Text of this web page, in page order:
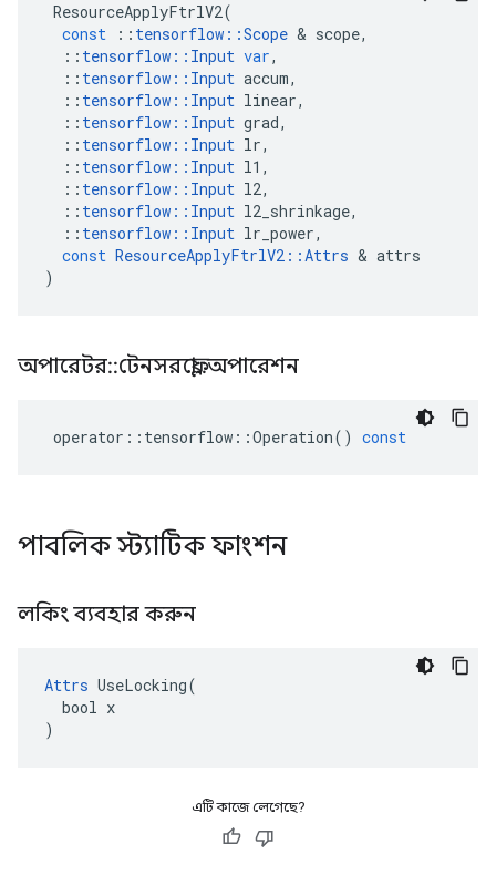
ResourceApplyFtrlV2(
const
:: tensorflow ::Scope & scope,
:: tensorflow :: Input var,
:: tensorflow :: Input accum,
:: tensorflow :: Input linear,
:: tensorflow :: Input grad,
:: tensorflow :: Input lr,
:: tensorflow :: Input l1 ,
:: tensorflow :: Input l2,
:: tensorflow :: Input l2_shrinkage,
:: tensorflow :: Input lr_power,
const ResourceApplyFtrlV2 ::Attrs & attrs
)
অপারেটর::টেনসরফ্লো::অপারেশন
operator :: tensorflow ::Operation() const
পাবলিক স্ট্যাটিক ফাংশন
লকিং ব্যবহার করুন
Attrs UseLocking(
  bool x
)
এটি কাজে লেগেছে?